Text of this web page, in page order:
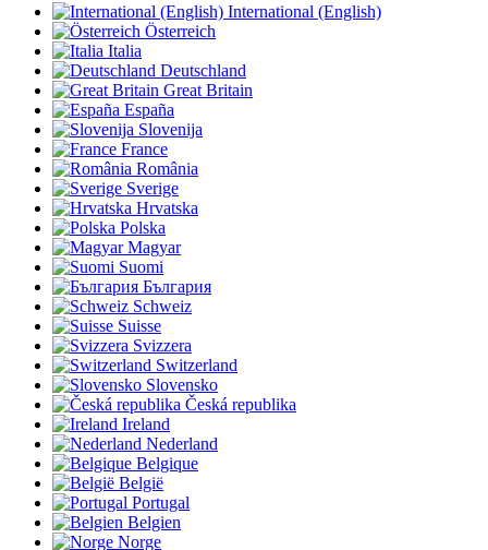
International (English)
Österreich
Italia
Deutschland
Great Britain
España
Slovenija
France
România
Sverige
Hrvatska
Polska
Magyar
Suomi
България
Schweiz
Suisse
Svizzera
Switzerland
Slovensko
Česká republika
Ireland
Nederland
Belgique
België
Portugal
Belgien
Norge